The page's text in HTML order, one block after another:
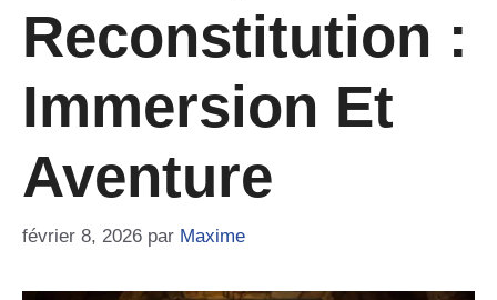
Reconstitution :
Immersion Et
Aventure
février 8, 2026 par Maxime